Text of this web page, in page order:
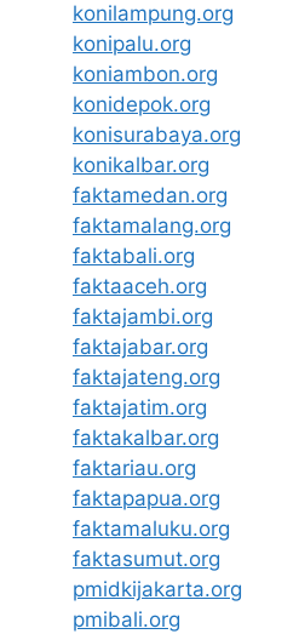
konilampung.org
konipalu.org
koniambon.org
konidepok.org
konisurabaya.org
konikalbar.org
faktamedan.org
faktamalang.org
faktabali.org
faktaaceh.org
faktajambi.org
faktajabar.org
faktajateng.org
faktajatim.org
faktakalbar.org
faktariau.org
faktapapua.org
faktamaluku.org
faktasumut.org
pmidkijakarta.org
pmibali.org